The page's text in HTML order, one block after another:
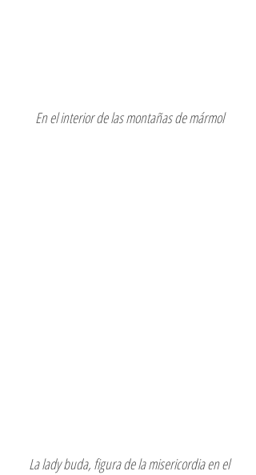
En el interior de las montañas de mármol
La lady buda, figura de la misericordia en el